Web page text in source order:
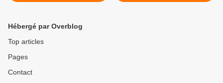
Hébergé par Overblog
Top articles
Pages
Contact